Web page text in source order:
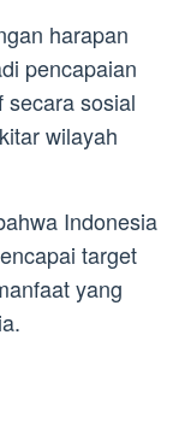
harapan
pencapaian
secara sosial
wilayah
Indonesia
target
yang